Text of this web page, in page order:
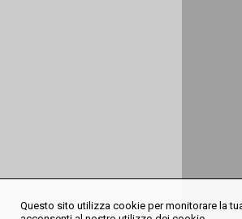
Questo sito utilizza cookie per monitorare la